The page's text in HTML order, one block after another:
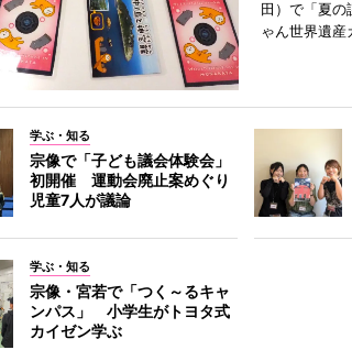
田）で「夏の
ゃん世界遺産
学ぶ・知る
宗像で「子ども議会体験会」
初開催 運動会廃止案めぐり
児童7人が議論
学ぶ・知る
宗像・宮若で「つく～るキャ
ンパス」 小学生がトヨタ式
カイゼン学ぶ